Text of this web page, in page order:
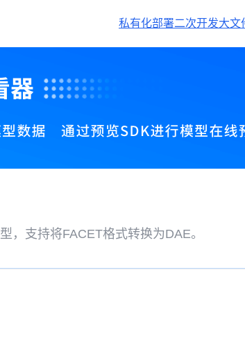
私有化部署二次开发大文
，支持将FACET格式转换为DAE。